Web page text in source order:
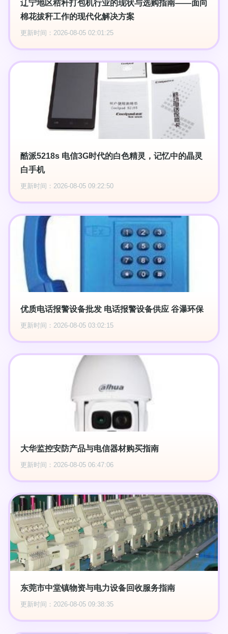
辽宁地区秸秆打包机行业的现状与选购指南——面向
棉花拔秆工作的现代化解决方案
更新时间：2026-08-05 02:01:25
酷派5218s 电信3G时代的白色精灵，记忆中的晶灵
白手机
更新时间：2026-08-05 09:22:50
优质电话报警设备批发 电话报警设备供应 谷瀑环保
更新时间：2026-08-05 03:02:15
大华监控安防产品与电信器材购买指南
更新时间：2026-08-05 06:47:06
东莞市中堂镇物资与电力设备回收服务指南
更新时间：2026-08-05 09:38:35